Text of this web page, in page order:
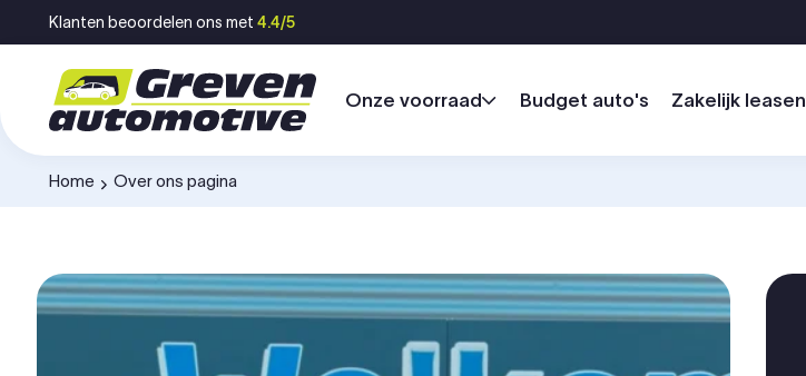
Ga naar inhoud
Klanten beoordelen ons met 4.4/5
Onze voorraad Budget auto's Zakelijk leasen
Home
-
Over ons pagina